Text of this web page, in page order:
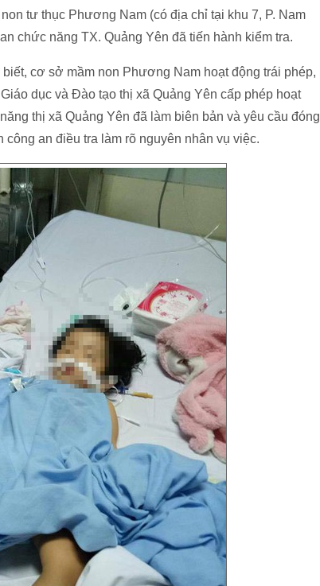
tư thục Phương Nam (có địa chỉ tại khu 7, P. Nam
chức năng TX. Quảng Yên đã tiến hành kiểm tra.
cơ sở mầm non Phương Nam hoạt động trái phép,
dục và Đào tạo thị xã Quảng Yên cấp phép hoạt
thị xã Quảng Yên đã làm biên bản và yêu cầu đóng
an điều tra làm rõ nguyên nhân vụ việc.